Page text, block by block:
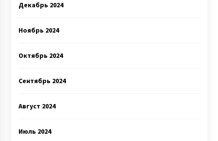
Декабрь 2024
Ноябрь 2024
Октябрь 2024
Сентябрь 2024
Август 2024
Июль 2024